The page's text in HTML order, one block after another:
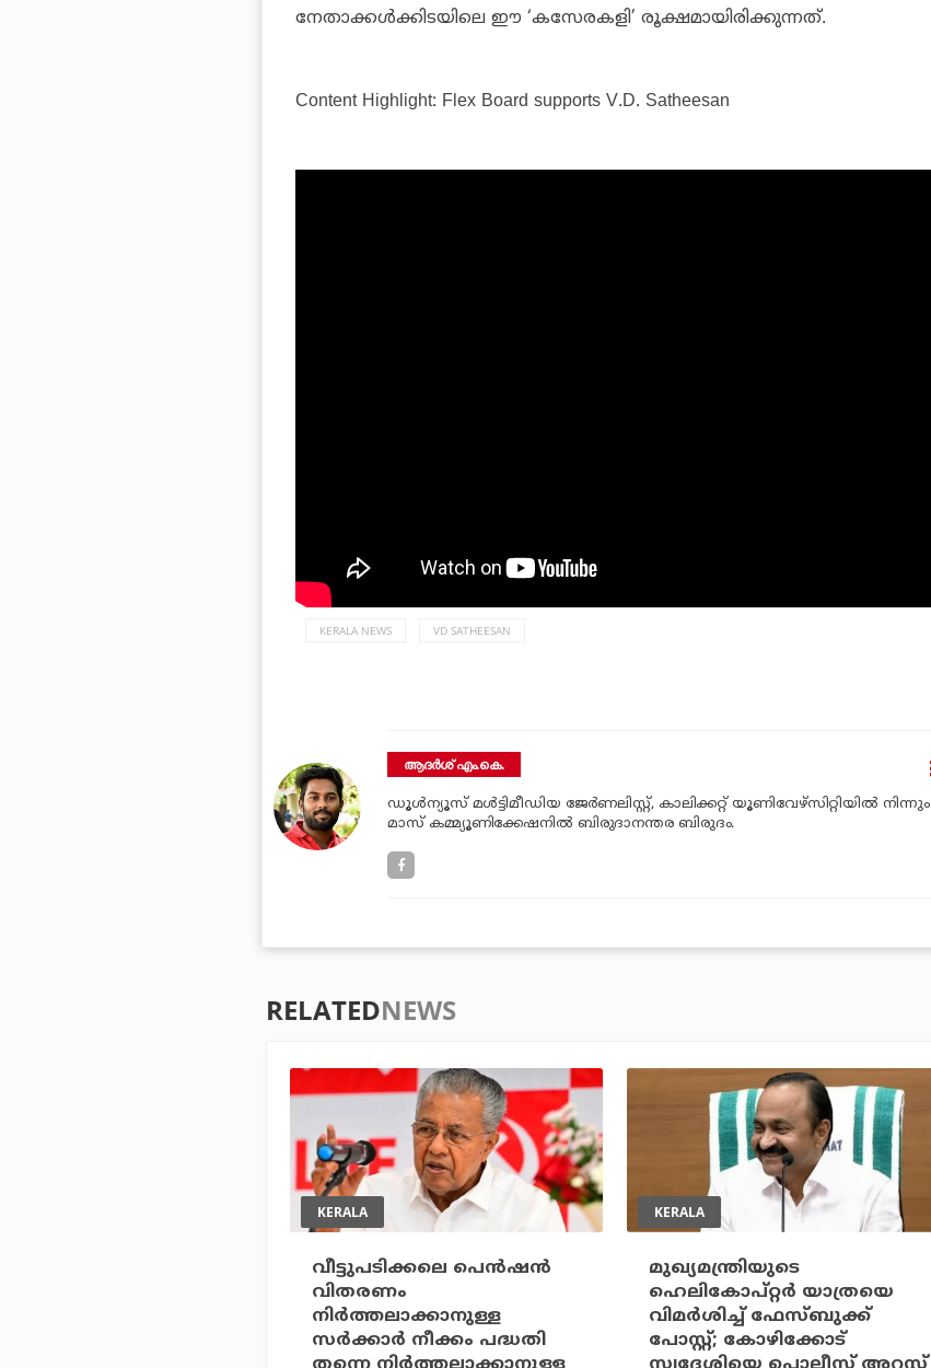
നേതാക്കള്‍ക്കിടയിലെ ഈ ‘കസേരകളി’ രൂക്ഷമായിരിക്കുന്നത്.
Content Highlight: Flex Board supports V.D. Satheesan
KERALA NEWS VD SATHEESAN
ആദർശ് എം.കെ.
ഡൂള്‍ന്യൂസ് മള്‍ട്ടിമീഡിയ ജേര്‍ണലിസ്റ്റ്, കാലിക്കറ്റ് യൂണിവേഴ്സിറ്റിയില്‍ നിന്നും
മാസ് കമ്മ്യൂണിക്കേഷനില്‍ ബിരുദാനന്തര ബിരുദം.
RELATEDNEWS
KERALA
വീട്ടുപടിക്കലെ പെന്‍ഷന്‍
വിതരണം
നിര്‍ത്തലാക്കാനുള്ള
സര്‍ക്കാര്‍ നീക്കം പദ്ധതി
KERALA
മുഖ്യമന്ത്രിയുടെ
ഹെലികോപ്റ്റര്‍ യാത്രയെ
വിമര്‍ശിച്ച് ഫേസ്ബുക്ക്
പോസ്റ്റ്; കോഴിക്കോട്